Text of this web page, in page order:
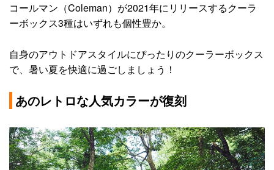
コールマン（Coleman）が2021年にリリースするクーラ
ーボックス3種はいずれも個性豊か。
自身のアウトドアスタイルにぴったりのクーラーボックス
で、暑い夏を快適に過ごしましょう！
あのレトロな人気カラーが復刻